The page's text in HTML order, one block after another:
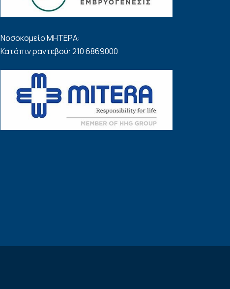
Νοσοκομείο ΜΗΤΕΡΑ:
Κατόπιν ραντεβού: 210 6869000